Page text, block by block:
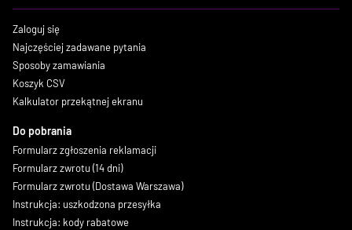
Zaloguj się
Najczęściej zadawane pytania
Sposoby zamawiania
Koszyk CSV
Kalkulator przekątnej ekranu
Do pobrania
Formularz zgłoszenia reklamacji
Formularz zwrotu (14 dni)
Formularz zwrotu (Dostawa Warszawa)
Instrukcja: uszkodzona przesyłka
Instrukcja: kody rabatowe